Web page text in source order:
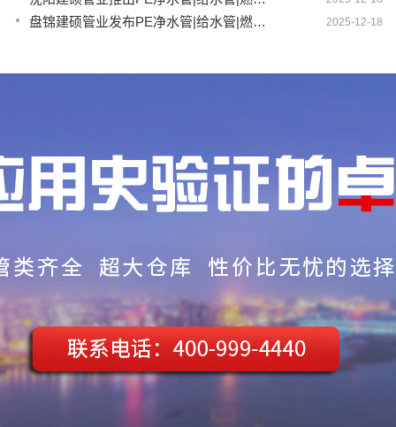
2025-12-18
盘锦建硕管业发布PE净水管|给水管|燃气管|PERT供热管|电力护套管智慧生产新范式